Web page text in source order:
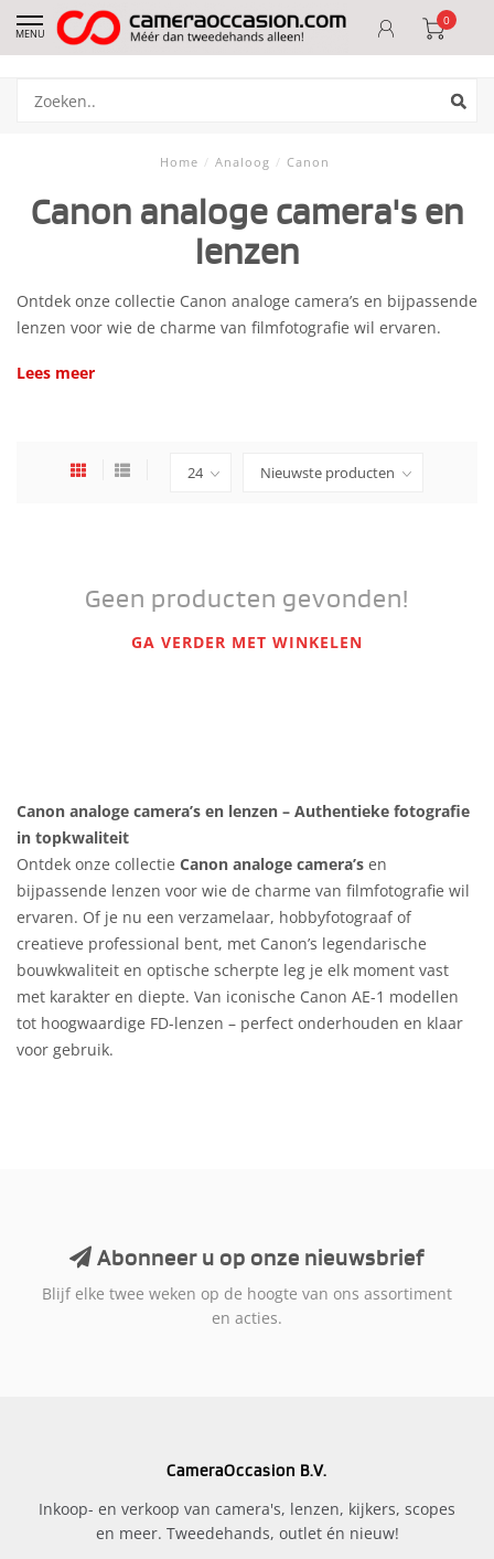
MENU
0
Home / Analoog / Canon
Canon analoge camera's en
lenzen
Ontdek onze collectie Canon analoge camera’s en bijpassende
lenzen voor wie de charme van filmfotografie wil ervaren.
Lees meer
Geen producten gevonden!
GA VERDER MET WINKELEN
Canon analoge camera’s en lenzen – Authentieke fotografie
in topkwaliteit
Ontdek onze collectie Canon analoge camera’s en
bijpassende lenzen voor wie de charme van filmfotografie wil
ervaren. Of je nu een verzamelaar, hobbyfotograaf of
creatieve professional bent, met Canon’s legendarische
bouwkwaliteit en optische scherpte leg je elk moment vast
met karakter en diepte. Van iconische Canon AE-1 modellen
tot hoogwaardige FD-lenzen – perfect onderhouden en klaar
voor gebruik.
Abonneer u op onze nieuwsbrief
Blijf elke twee weken op de hoogte van ons assortiment
en acties.
CameraOccasion B.V.
Inkoop- en verkoop van camera's, lenzen, kijkers, scopes
en meer. Tweedehands, outlet én nieuw!